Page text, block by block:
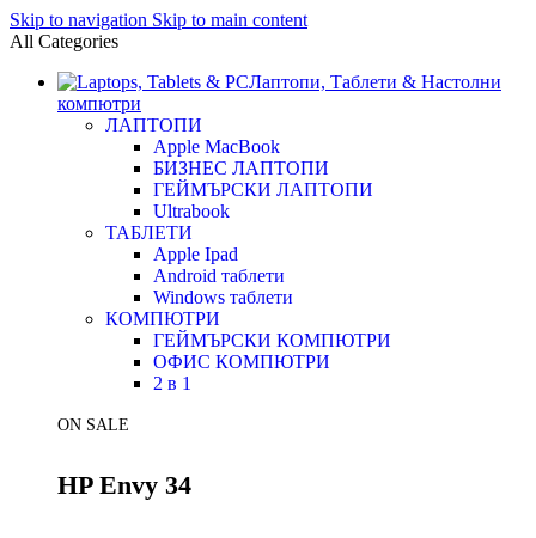
Skip to navigation Skip to main content
All Categories
Лаптопи, Таблети & Настолни
компютри
ЛАПТОПИ
Apple MacBook
БИЗНЕС ЛАПТОПИ
ГЕЙМЪРСКИ ЛАПТОПИ
Ultrabook
ТАБЛЕТИ
Apple Ipad
Android таблети
Windows таблети
КОМПЮТРИ
ГЕЙМЪРСКИ КОМПЮТРИ
ОФИС КОМПЮТРИ
2 в 1
ON SALE
HP Envy 34